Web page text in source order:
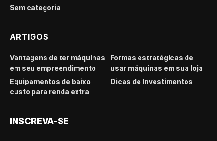
Sem categoria
ARTIGOS
Vantagens de ter máquinas
em seu empreendimento
Formas estratégicas de
usar máquinas em sua loja
Equipamentos de baixo
custo para renda extra
Dicas de Investimentos
INSCREVA-SE